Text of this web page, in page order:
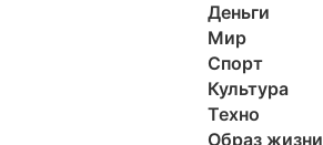
Деньги
Мир
Спорт
Культура
Техно
Образ жизни